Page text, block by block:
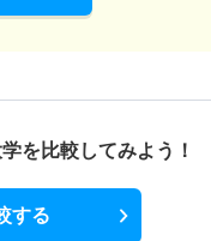
を比較してみよう！
する